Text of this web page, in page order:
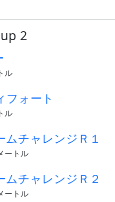
2
ル
フォート
ル
ムチャレンジＲ１
ートル
ムチャレンジＲ２
ートル